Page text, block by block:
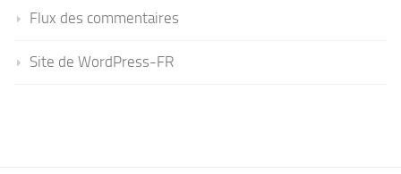
Flux des commentaires
Site de WordPress-FR